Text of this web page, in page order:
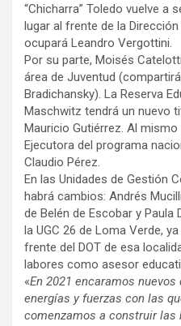
“Chicharra” Toledo vuelve a
lugar al frente de la
ocupará Leandro Vergottini.
Por su parte, Moisés
área de Juventud
Bradichansky). La Reserva
Maschwitz tendrá un nuevo
Mauricio Gutiérrez. Al
Ejecutora del programa
Claudio Pérez.
En las Unidades de Gestión
habrá cambios: Andrés
de Belén de Escobar y
la UGC 26 de Loma Verde,
frente del DOT de esa
labores como asesor
«En 2021 encaramos
energías y fuerzas con las
comenzamos a construir las